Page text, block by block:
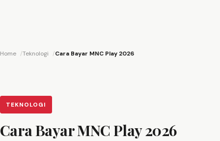
Home Teknologi Cara Bayar MNC Play 2026
TEKNOLOGI
Cara Bayar MNC Play 2026